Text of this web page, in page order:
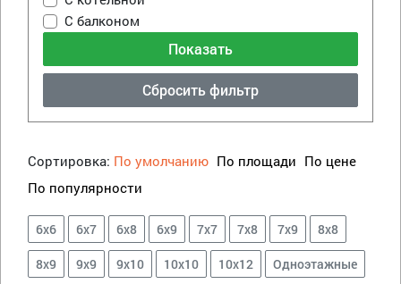
С балконом
Сбросить фильтр
Сортировка: По умолчанию По площади По цене
По популярности
6х6 6х7 6х8 6х9 7х7 7х8 7х9 8х8
8х9 9х9 9х10 10х10 10х12 Одноэтажные